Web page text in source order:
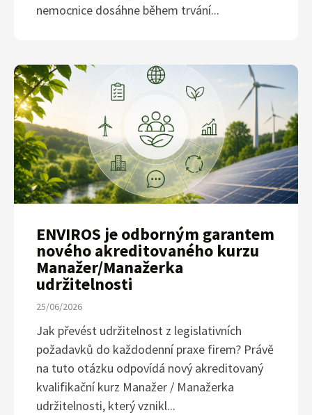
nemocnice dosáhne během trvání...
ENVIROS je odborným garantem
nového akreditovaného kurzu
Manažer/Manažerka
udržitelnosti
25/06/2026
Jak převést udržitelnost z legislativních
požadavků do každodenní praxe firem? Právě
na tuto otázku odpovídá nový akreditovaný
kvalifikační kurz Manažer / Manažerka
udržitelnosti, který vznikl...